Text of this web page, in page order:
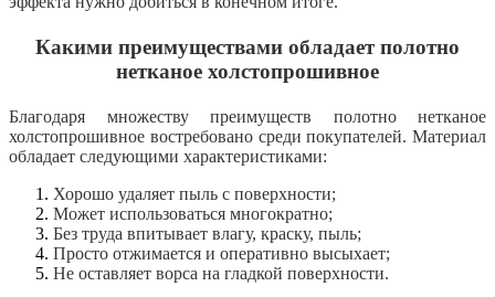
Какими преимуществами обладает полотно
нетканое холстопрошивное
Благодаря множеству преимуществ полотно нетканое
холстопрошивное востребовано среди покупателей. Материал
обладает следующими характеристиками:
Хорошо удаляет пыль с поверхности;
Может использоваться многократно;
Без труда впитывает влагу, краску, пыль;
Просто отжимается и оперативно высыхает;
Не оставляет ворса на гладкой поверхности.